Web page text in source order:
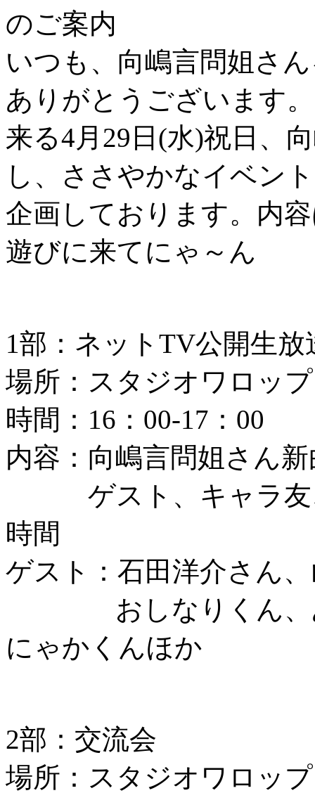
のご案内
いつも、向嶋言問姐さ
ありがとうございます。
来る4月29日(水)祝日、
し、ささやかなイベン
企画しております。内
遊びに来てにゃ～ん
1部：ネットTV公開生放
場所：スタジオワロッ
時間：16：00-17：00
内容：向嶋言問姐さん
ゲスト、キャラ友、
時間
ゲスト：石田洋介さん
おしなりくん、あ
にゃかくんほか
2部：交流会
場所：スタジオワロッ